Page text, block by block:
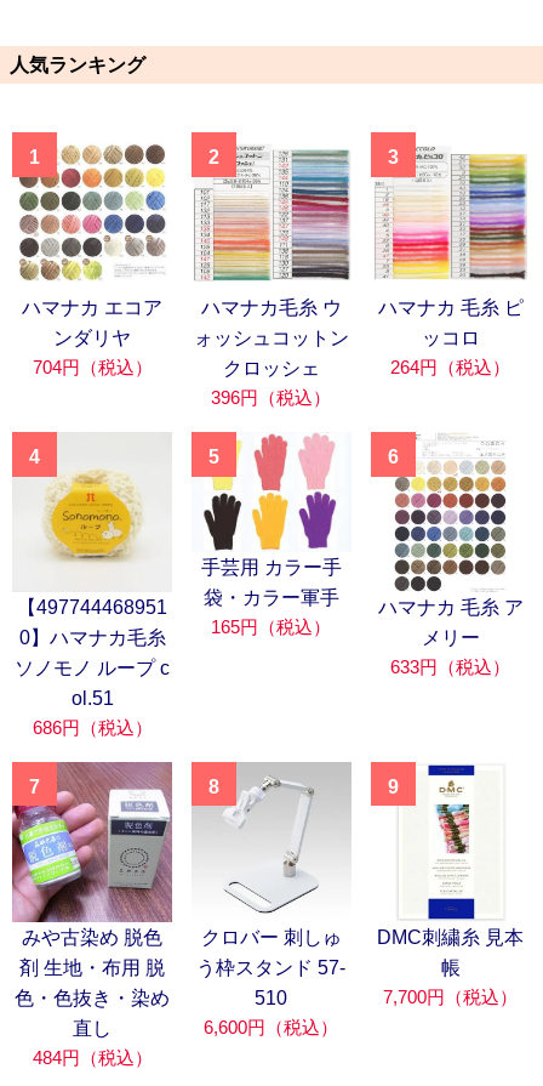
人気ランキング
1
ハマナカ エコア
ンダリヤ
704円（税込）
2
ハマナカ毛糸 ウ
ォッシュコットン
クロッシェ
396円（税込）
3
ハマナカ 毛糸 ピ
ッコロ
264円（税込）
4
【497744468951
0】ハマナカ毛糸
ソノモノ ループ c
ol.51
686円（税込）
5
手芸用 カラー手
袋・カラー軍手
165円（税込）
6
ハマナカ 毛糸 ア
メリー
633円（税込）
7
みや古染め 脱色
剤 生地・布用 脱
色・色抜き・染め
直し
484円（税込）
8
クロバー 刺しゅ
う枠スタンド 57-
510
6,600円（税込）
9
DMC刺繍糸 見本
帳
7,700円（税込）